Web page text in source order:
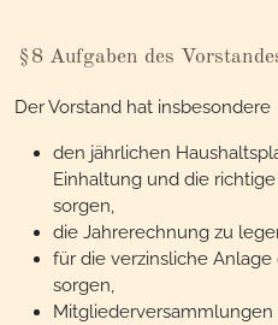
§8 Aufgaben des
Der Vorstand hat insbesondere
den jährlichen
Einhaltung und die
sorgen,
die Jahrerechnung zu
für die verzinsliche
sorgen,